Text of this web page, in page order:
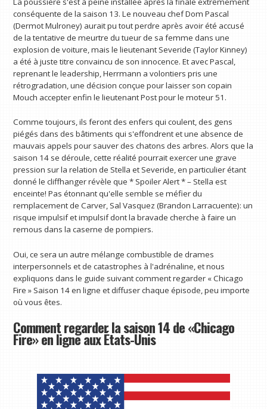
conséquente de la saison 13. Le nouveau chef Dom Pascal
(Dermot Mulroney) aurait pu tout perdre après avoir été accusé
de la tentative de meurtre du tueur de sa femme dans une
explosion de voiture, mais le lieutenant Severide (Taylor Kinney)
a été à juste titre convaincu de son innocence. Et avec Pascal,
reprenant le leadership, Herrmann a volontiers pris une
rétrogradation, une décision conçue pour laisser son copain
Mouch accepter enfin le lieutenant Post pour le moteur 51.
Comme toujours, ils feront des enfers qui coulent, des gens
piégés dans des bâtiments qui s'effondrent et une absence de
mauvais appels pour sauver des chatons des arbres. Alors que la
saison 14 se déroule, cette réalité pourrait exercer une grave
pression sur la relation de Stella et Severide, en particulier étant
donné le cliffhanger révèle que * Spoiler Alert * – Stella est
enceinte! Pas étonnant qu'elle semble se méfier du
remplacement de Carver, Sal Vasquez (Brandon Larracuente): un
risque impulsif et impulsif dont la bravade cherche à faire un
remous dans la caserne de pompiers.
Oui, ce sera un autre mélange combustible de drames
interpersonnels et de catastrophes à l'adrénaline, et nous
expliquons dans le guide suivant comment regarder « Chicago
Fire » Saison 14 en ligne et diffuser chaque épisode, peu importe
où vous êtes.
Comment regarder la saison 14 de «Chicago
Fire» en ligne aux États-Unis